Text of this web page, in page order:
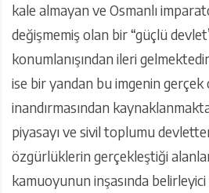
kale almayan ve Osmanlı
değişmemiş olan bir “güçlü
konumlanışından ileri
ise bir yandan bu imgenin
inandırmasından
piyasayı ve sivil toplumu
özgürlüklerin gerçekleştiği
kamuoyunun inşasında